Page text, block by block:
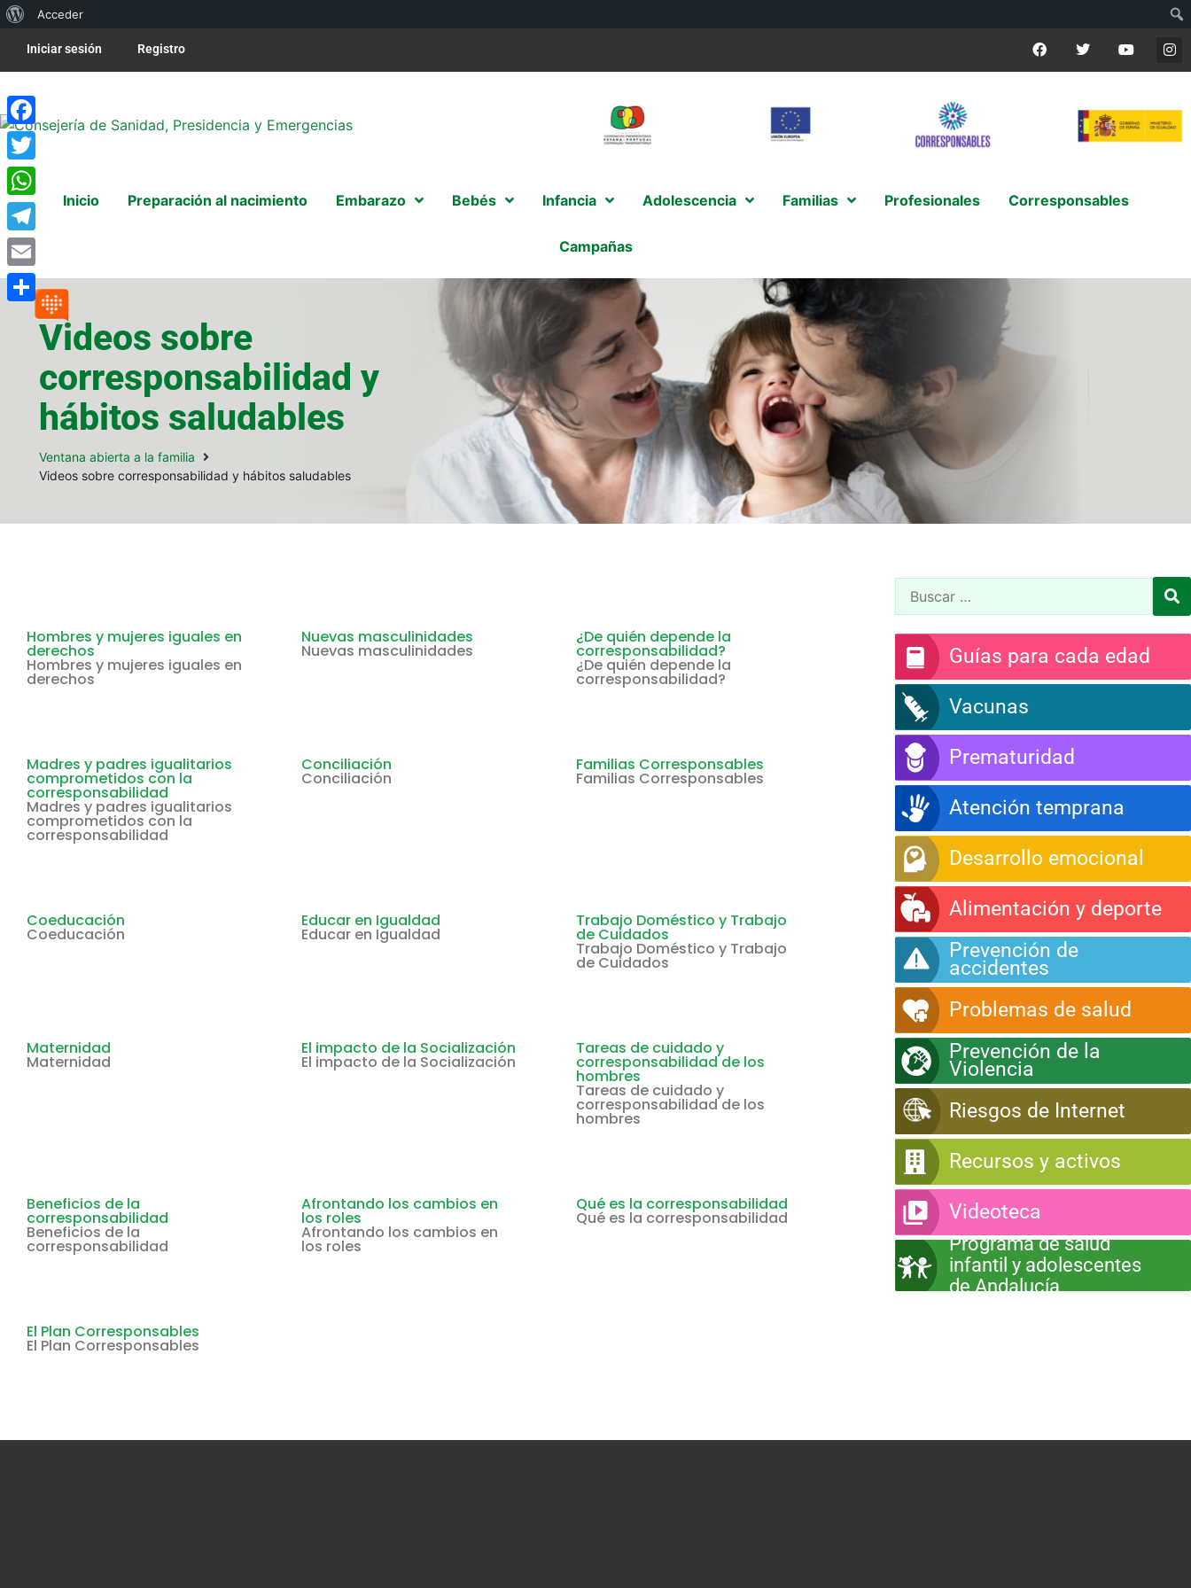
Acceder
Iniciar sesión Registro
Inicio Preparación al nacimiento Embarazo Bebés Infancia Adolescencia Familias Profesionales Corresponsables
Campañas
Videos sobre
corresponsabilidad y
hábitos saludables
Ventana abierta a la familia
Videos sobre corresponsabilidad y hábitos saludables
Hombres y mujeres iguales en
derechos
Hombres y mujeres iguales en
derechos
Nuevas masculinidades
Nuevas masculinidades
¿De quién depende la
corresponsabilidad?
¿De quién depende la
corresponsabilidad?
Madres y padres igualitarios
comprometidos con la
corresponsabilidad
Madres y padres igualitarios
comprometidos con la
corresponsabilidad
Conciliación
Conciliación
Familias Corresponsables
Familias Corresponsables
Coeducación
Coeducación
Educar en Igualdad
Educar en Igualdad
Trabajo Doméstico y Trabajo
de Cuidados
Trabajo Doméstico y Trabajo
de Cuidados
Maternidad
Maternidad
El impacto de la Socialización
El impacto de la Socialización
Tareas de cuidado y
corresponsabilidad de los
hombres
Tareas de cuidado y
corresponsabilidad de los
hombres
Beneficios de la
corresponsabilidad
Beneficios de la
corresponsabilidad
Afrontando los cambios en
los roles
Afrontando los cambios en
los roles
Qué es la corresponsabilidad
Qué es la corresponsabilidad
El Plan Corresponsables
El Plan Corresponsables
Guías para cada edad
Vacunas
Prematuridad
Atención temprana
Desarrollo emocional
Alimentación y deporte
Prevención de
accidentes
Problemas de salud
Prevención de la
Violencia
Riesgos de Internet
Recursos y activos
Videoteca
Programa de salud
infantil y adolescentes
de Andalucía
Facebook
Twitter
WhatsApp
Telegram
Email
Compartir